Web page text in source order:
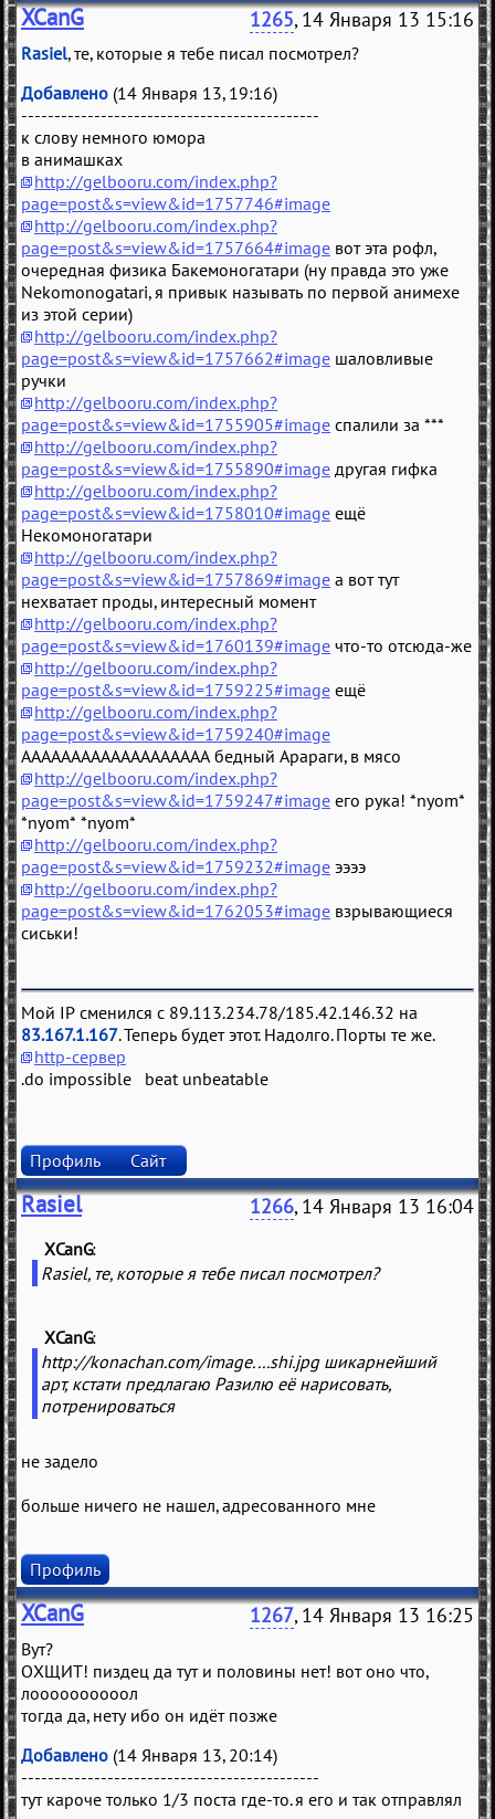
XCanG 1265, 14 Января 13 15:16
Rasiel, те, которые я тебе писал посмотрел?
Добавлено (14 Января 13, 19:16)
---------------------------------------------
к слову немного юмора
в анимашках
http://gelbooru.com/index.php?
page=post&s=view&id=1757746#image
http://gelbooru.com/index.php?
page=post&s=view&id=1757664#image вот эта рофл,
очередная физика Бакемоногатари (ну правда это уже
Nekomonogatari, я привык называть по первой анимехе
из этой серии)
http://gelbooru.com/index.php?
page=post&s=view&id=1757662#image шаловливые
ручки
http://gelbooru.com/index.php?
page=post&s=view&id=1755905#image спалили за ***
http://gelbooru.com/index.php?
page=post&s=view&id=1755890#image другая гифка
http://gelbooru.com/index.php?
page=post&s=view&id=1758010#image ещё
Некомоногатари
http://gelbooru.com/index.php?
page=post&s=view&id=1757869#image а вот тут
нехватает проды, интересный момент
http://gelbooru.com/index.php?
page=post&s=view&id=1760139#image что-то отсюда-же
http://gelbooru.com/index.php?
page=post&s=view&id=1759225#image ещё
http://gelbooru.com/index.php?
page=post&s=view&id=1759240#image
ААААААААААААААААААА бедный Арараги, в мясо
http://gelbooru.com/index.php?
page=post&s=view&id=1759247#image его рука! *nyom*
*nyom* *nyom*
http://gelbooru.com/index.php?
page=post&s=view&id=1759232#image ээээ
http://gelbooru.com/index.php?
page=post&s=view&id=1762053#image взрывающиеся
сиськи!
Мой IP сменился с 89.113.234.78/185.42.146.32 на
83.167.1.167. Теперь будет этот. Надолго. Порты те же.
http-сервер
.do impossible beat unbeatable
Профиль Сайт
Rasiel 1266, 14 Января 13 16:04
XCanG
Rasiel, те, которые я тебе писал посмотрел?
XCanG
http://konachan.com/image....shi.jpg шикарнейший
арт, кстати предлагаю Разилю её нарисовать,
потренироваться
не задело
больше ничего не нашел, адресованного мне
Профиль
XCanG 1267, 14 Января 13 16:25
Вут?
ОХЩИТ! пиздец да тут и половины нет! вот оно что,
лоооооооооол
тогда да, нету ибо он идёт позже
Добавлено (14 Января 13, 20:14)
---------------------------------------------
тут кароче только 1/3 поста где-то. я его и так отправлял